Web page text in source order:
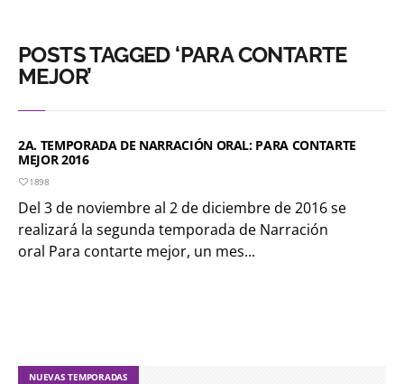
POSTS TAGGED ‘PARA CONTARTE
MEJOR’
2A. TEMPORADA DE NARRACIÓN ORAL: PARA CONTARTE
MEJOR 2016
1898
Del 3 de noviembre al 2 de diciembre de 2016 se
realizará la segunda temporada de Narración
oral Para contarte mejor, un mes...
NUEVAS TEMPORADAS